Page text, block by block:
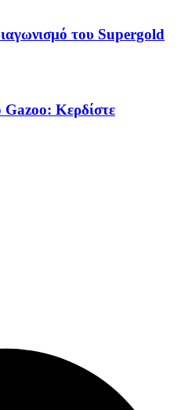
του Supergold
Κερδίστε